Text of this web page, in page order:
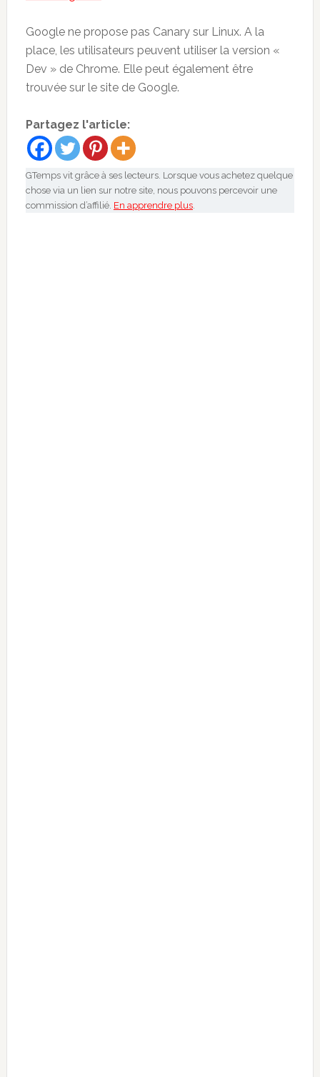
Google ne propose pas Canary sur Linux. A la
place, les utilisateurs peuvent utiliser la version «
Dev » de Chrome. Elle peut également être
trouvée sur le site de Google.
Partagez l'article:
GTemps vit grâce à ses lecteurs. Lorsque vous achetez quelque
chose via un lien sur notre site, nous pouvons percevoir une
commission d’affilié. En apprendre plus.